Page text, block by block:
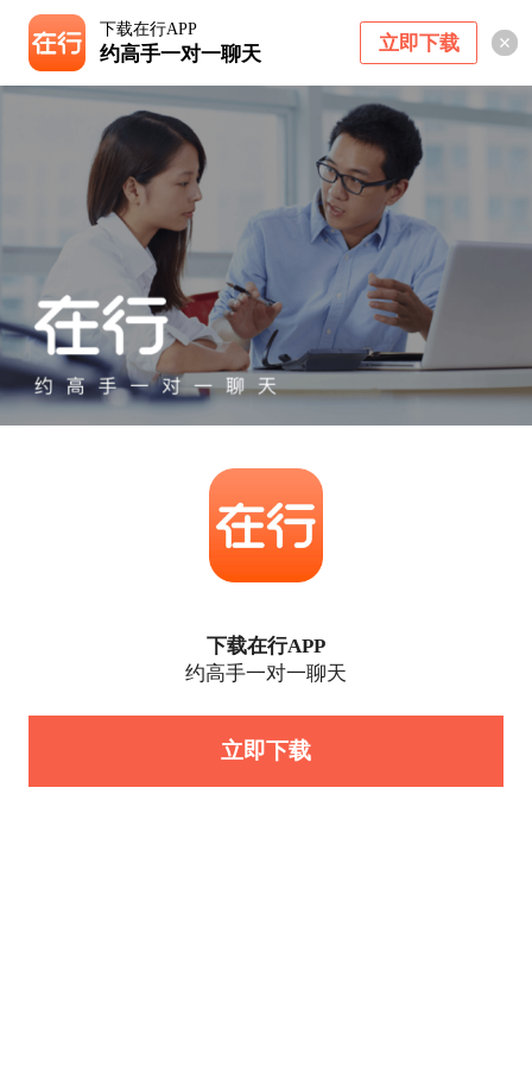
下载在行APP
约高手一对一聊天 立即下载
下载在行APP
约高手一对一聊天
立即下载